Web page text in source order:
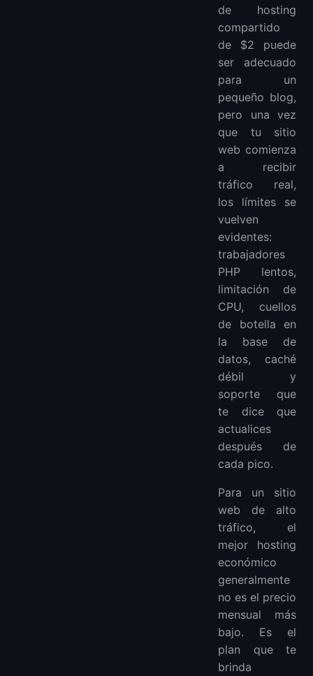
5. Nivel de control
1. LightNode
Ten Cuidado Con
2. Cloudways
Por qué Elegir Cloudways
Ten Cuidado Con
3. DigitalOcean
Ten Cuidado Con
4. Hetzner
Ten Cuidado Con
5. Kinsta
Por qué Elegir Kinsta
Ten Cuidado Con
6. Hostinger
Ten Cuidado Con
FAQ
de hosting
compartido
de $2 puede
ser adecuado
para un
pequeño blog,
pero una vez
que tu sitio
web comienza
a recibir
tráfico real,
los límites se
vuelven
evidentes:
trabajadores
PHP lentos,
limitación de
CPU, cuellos
de botella en
la base de
datos, caché
débil y
soporte que
te dice que
actualices
después de
cada pico.
Para un sitio
web de alto
tráfico, el
mejor hosting
económico
generalmente
no es el precio
mensual más
bajo. Es el
plan que te
brinda